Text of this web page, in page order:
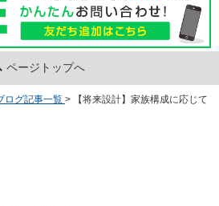
ページトップへ
ログ記事一覧 >
【将来設計】家族構成に応じて